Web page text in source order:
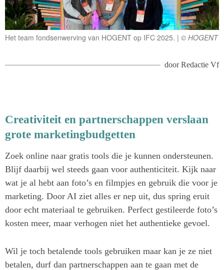
Het team fondsenwerving van HOGENT op IFC 2025. © HOGENT
doorRedactie Vf
Creativiteit en partnerschappen verslaan
grote marketingbudgetten
Zoek online naar gratis tools die je kunnen ondersteunen.
Blijf daarbij wel steeds gaan voor authenticiteit. Kijk naar
wat je al hebt aan foto’s en filmpjes en gebruik die voor je
marketing. Door AI ziet alles er nep uit, dus spring eruit
door echt materiaal te gebruiken. Perfect gestileerde foto’s
kosten meer, maar verhogen niet het authentieke gevoel.
Wil je toch betalende tools gebruiken maar kan je ze niet
betalen, durf dan partnerschappen aan te gaan met de